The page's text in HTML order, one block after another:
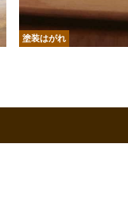
塗装はがれ